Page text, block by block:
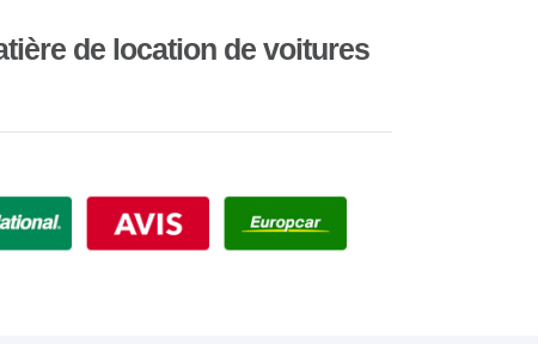
de location de voitures